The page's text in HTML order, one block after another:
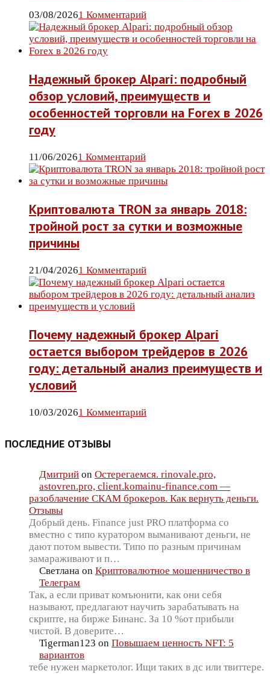
03/08/20261 Комментарий
Надежный брокер Alpari: подробный
обзор условий, преимуществ и
особенностей торговли на Forex в 2026
году
11/06/20261 Комментарий
Криптовалюта TRON за январь 2018:
тройной рост за сутки и возможные
причины
21/04/20261 Комментарий
Почему надежный брокер Alpari
остается выбором трейдеров в 2026
году: детальный анализ преимуществ и
условий
10/03/20261 Комментарий
ПОСЛЕДНИЕ ОТЗЫВЫ
Дмитрий on Остерегаемся. rinovale.pro,
astovren.pro, client.komainu-finance.com —
разоблачение СКАМ брокеров. Как вернуть деньги.
Отзывы
Добрый день. Finance just PRO платформа со
вместно с типо куратором выманивают деньги, не
дают потом вывести. Типо по разным причинам
замараживают и п…
Светлана on Криптовалютное мошенничество в
Телеграм
Так, а если приват комъюнити, как они себя
называют, предлагают научить зарабатывать на
скрипте, на бирже Бинанс. За 10 %от прибыли
чистой. В доверите…
Tigerman123 on Повышаем ценность NFT: 5
вариантов
тебе нужен маркетолог. Ищи таких в дс или твиттере.